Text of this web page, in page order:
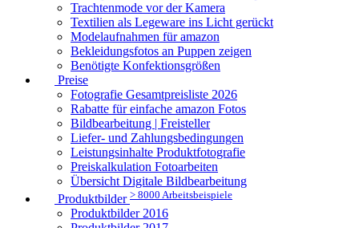
Trachtenmode vor der Kamera
Textilien als Legeware ins Licht gerückt
Modelaufnahmen für amazon
Bekleidungsfotos an Puppen zeigen
Benötigte Konfektionsgrößen
Preise
Fotografie Gesamtpreisliste 2026
Rabatte für einfache amazon Fotos
Bildbearbeitung | Freisteller
Liefer- und Zahlungsbedingungen
Leistungsinhalte Produktfotografie
Preiskalkulation Fotoarbeiten
Übersicht Digitale Bildbearbeitung
Produktbilder > 8000 Arbeitsbeispiele
Produktbilder 2016